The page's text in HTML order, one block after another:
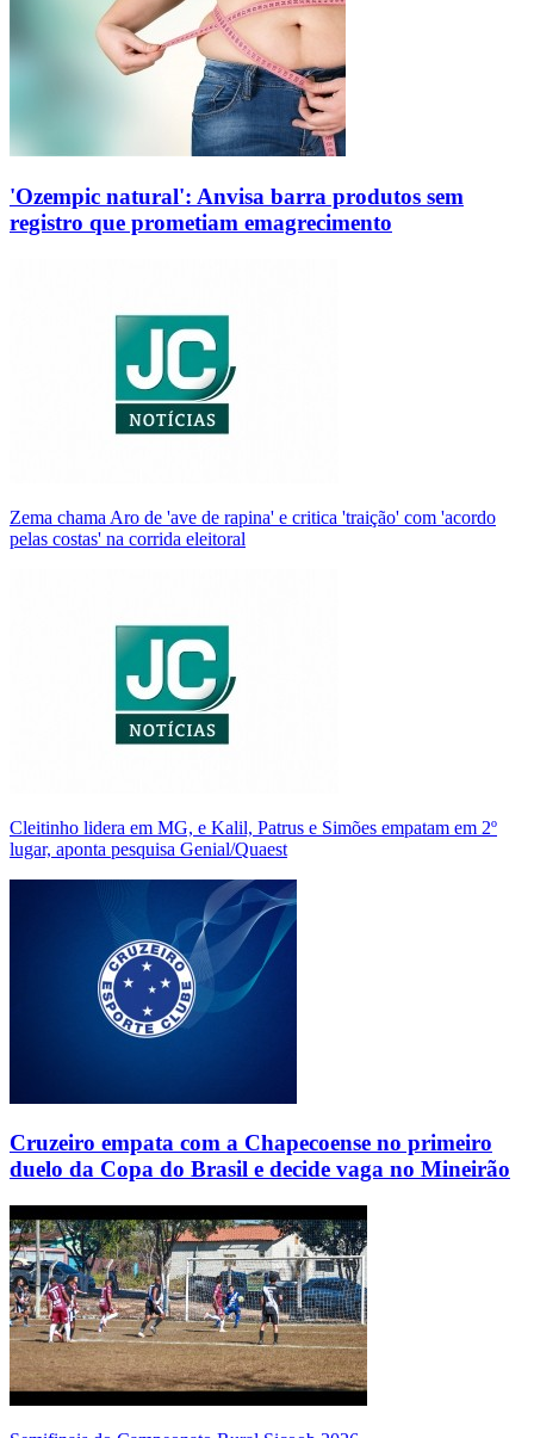
'Ozempic natural': Anvisa barra produtos sem
registro que prometiam emagrecimento
Zema chama Aro de 'ave de rapina' e critica 'traição' com 'acordo
pelas costas' na corrida eleitoral
Cleitinho lidera em MG, e Kalil, Patrus e Simões empatam em 2º
lugar, aponta pesquisa Genial/Quaest
Cruzeiro empata com a Chapecoense no primeiro
duelo da Copa do Brasil e decide vaga no Mineirão